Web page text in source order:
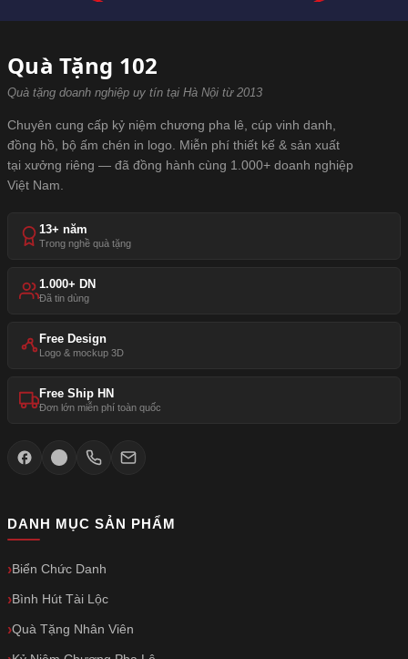
Quà Tặng 102
Quà tặng doanh nghiệp uy tín tại Hà Nội từ 2013
Chuyên cung cấp kỷ niệm chương pha lê, cúp vinh danh,
đồng hồ, bộ ấm chén in logo. Miễn phí thiết kế & sản xuất
tại xưởng riêng — đã đồng hành cùng 1.000+ doanh nghiệp
Việt Nam.
13+ năm
Trong nghề quà tặng
1.000+ DN
Đã tin dùng
Free Design
Logo & mockup 3D
Free Ship HN
Đơn lớn miễn phí toàn quốc
DANH MỤC SẢN PHẨM
Biển Chức Danh
Bình Hút Tài Lộc
Quà Tặng Nhân Viên